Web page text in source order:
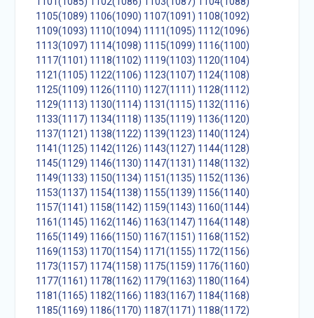
1105(1089) 1106(1090) 1107(1091) 1108(1092)
1109(1093) 1110(1094) 1111(1095) 1112(1096)
1113(1097) 1114(1098) 1115(1099) 1116(1100)
1117(1101) 1118(1102) 1119(1103) 1120(1104)
1121(1105) 1122(1106) 1123(1107) 1124(1108)
1125(1109) 1126(1110) 1127(1111) 1128(1112)
1129(1113) 1130(1114) 1131(1115) 1132(1116)
1133(1117) 1134(1118) 1135(1119) 1136(1120)
1137(1121) 1138(1122) 1139(1123) 1140(1124)
1141(1125) 1142(1126) 1143(1127) 1144(1128)
1145(1129) 1146(1130) 1147(1131) 1148(1132)
1149(1133) 1150(1134) 1151(1135) 1152(1136)
1153(1137) 1154(1138) 1155(1139) 1156(1140)
1157(1141) 1158(1142) 1159(1143) 1160(1144)
1161(1145) 1162(1146) 1163(1147) 1164(1148)
1165(1149) 1166(1150) 1167(1151) 1168(1152)
1169(1153) 1170(1154) 1171(1155) 1172(1156)
1173(1157) 1174(1158) 1175(1159) 1176(1160)
1177(1161) 1178(1162) 1179(1163) 1180(1164)
1181(1165) 1182(1166) 1183(1167) 1184(1168)
1185(1169) 1186(1170) 1187(1171) 1188(1172)